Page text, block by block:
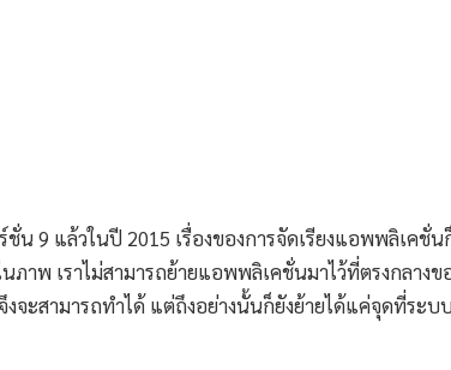
น 9 แล้วในปี 2015 เรื่องของการจัดเรียงแอพพลิเคชั่น
นภาพ เราไม่สามารถย้ายแอพพลิเคชั่นมาไว้ที่ตรงกลาง
จะสามารถทำได้ แต่ถึงอย่างนั้นก็ยังย้ายได้แค่จุดที่ระบ